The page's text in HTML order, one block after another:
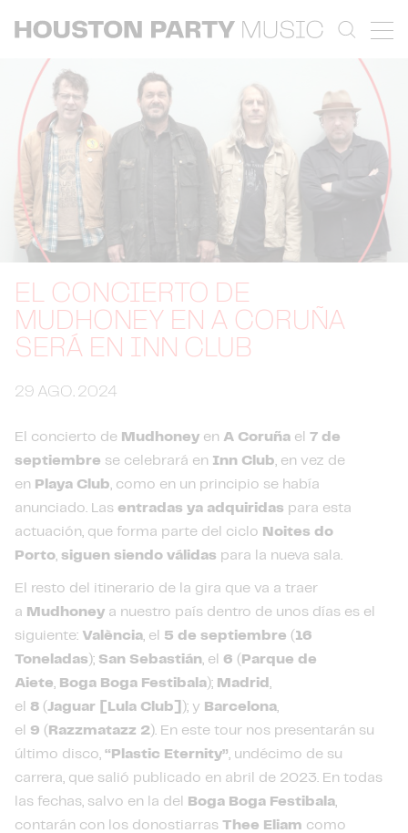
EL CONCIERTO DE
MUDHONEY EN A CORUÑA
SERÁ EN INN CLUB
29 AGO. 2024
El concierto de Mudhoney en A Coruña el 7 de
septiembre se celebrará en Inn Club, en vez de
en Playa Club, como en un principio se había
anunciado. Las entradas ya adquiridas para esta
actuación, que forma parte del ciclo Noites do
Porto, siguen siendo válidas para la nueva sala.
El resto del itinerario de la gira que va a traer
a Mudhoney a nuestro país dentro de unos días es el
siguiente: València, el 5 de septiembre ( 16
Toneladas ); San Sebastián, el 6 ( Parque de
Aiete, Boga Boga Festibala); Madrid ,
el 8 (Jaguar [Lula Club] ); y Barcelona,
el 9 ( Razzmatazz 2). En este tour nos presentarán su
último disco, “Plastic Eternity”, undécimo de su
carrera, que salió publicado en abril de 2023. En todas
las fechas, salvo en la del
Boga Boga Festibala,
contarán con los donostiarras Thee Eliam como